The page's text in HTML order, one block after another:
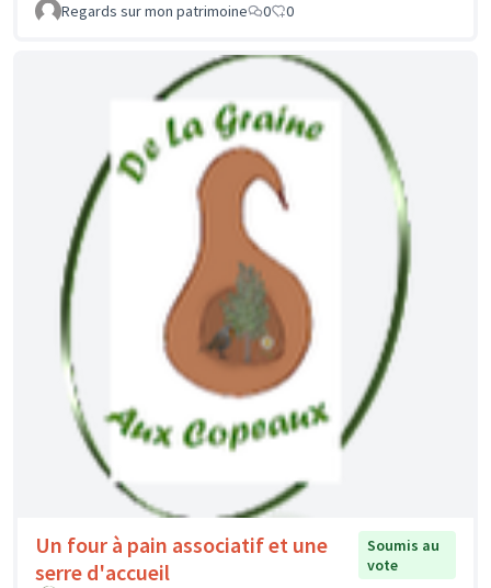
Regards sur mon patrimoine
0 0
Un four à pain associatif et une
serre d'accueil
Soumis au
vote